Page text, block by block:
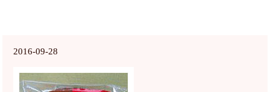
2016-09-28